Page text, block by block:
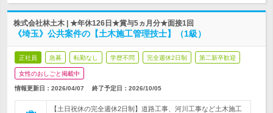
株式会社林土木 | ★年休126日★賞与5ヵ月分★面接1回
《埼玉》公共案件の【土木施工管理技士】（1級）
正社員 急募 転勤なし 学歴不問 完全週休2日制 第二新卒歓迎
女性のおしごと掲載中
情報更新日：2026/04/07 終了予定日： 2026/10/05
【土日祝休の完全週休2日制】道路工事、河川工事など土木施工